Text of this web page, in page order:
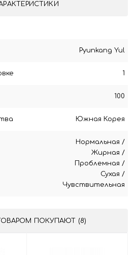
Pyunkang Yul
1
100
Южная Корея
Нормальная /
Жирная /
Проблемная /
Сухая /
Чувствительная
ПОКУПАЮТ (8)